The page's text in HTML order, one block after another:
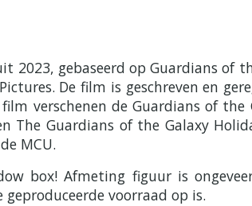
2023, gebaseerd op Guardians of
De film is geschreven en
verschenen de Guardians of
The Guardians of the Galaxy
MCU.
box! Afmeting figuur is
voorraad op is.